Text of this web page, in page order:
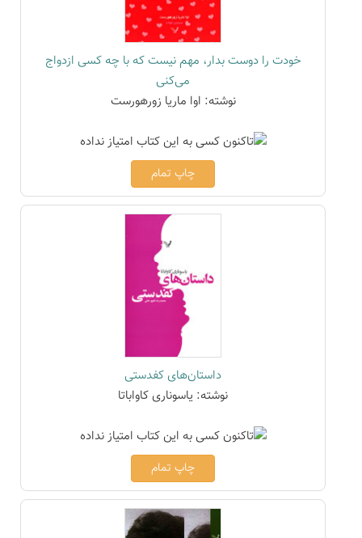
خودت را دوست بدار، مهم نیست که با چه کسی ازدواج
می‌کنی
نوشته: اوا ماریا زورهورست
چاپ تمام
داستان‌های کفدستی
نوشته: یاسوناری کاواباتا
چاپ تمام